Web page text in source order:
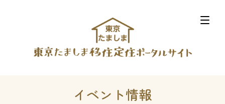
イベント情報